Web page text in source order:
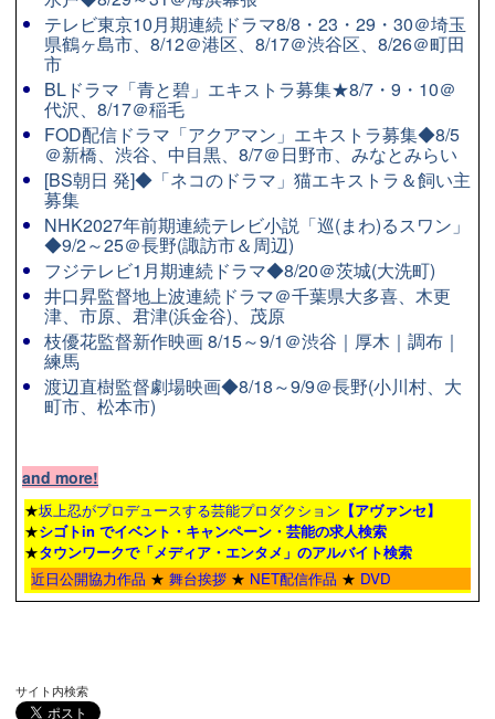
テレビ東京10月期連続ドラマ8/8・23・29・30＠埼玉
県鶴ヶ島市、8/12＠港区、8/17＠渋谷区、8/26＠町田
市
BLドラマ「青と碧」エキストラ募集★8/7・9・10＠
代沢、8/17＠稲毛
FOD配信ドラマ「アクアマン」エキストラ募集◆8/5
＠新橋、渋谷、中目黒、8/7＠日野市、みなとみらい
[BS朝日 発]◆「ネコのドラマ」猫エキストラ＆飼い主
募集
NHK2027年前期連続テレビ小説「巡(まわ)るスワン」
◆9/2～25＠長野(諏訪市＆周辺)
フジテレビ1月期連続ドラマ◆8/20＠茨城(大洗町)
井口昇監督地上波連続ドラマ＠千葉県大多喜、木更
津、市原、君津(浜金谷)、茂原
枝優花監督新作映画 8/15～9/1＠渋谷｜厚木｜調布｜
練馬
渡辺直樹監督劇場映画◆8/18～9/9＠長野(小川村、大
町市、松本市)
and more!
★坂上忍がプロデュースする芸能プロダクション 【アヴァンセ】
★シゴトin でイベント・キャンペーン・芸能の求人検索
★タウンワークで「メディア・エンタメ」のアルバイト検索
近日公開協力作品 ★ 舞台挨拶 ★ NET配信作品 ★ DVD
サイト内検索